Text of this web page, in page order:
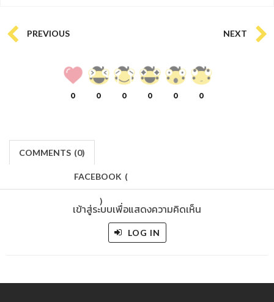
PREVIOUS NEXT
0 0 0 0 0 0
COMMENTS (0)
FACEBOOK (
)
เข้าสู่ระบบเพื่อแสดงความคิดเห็น
LOG IN